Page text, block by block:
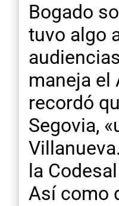
Bogado
tuvo algo
maneja el
recordó
Segovia,
la
Así como